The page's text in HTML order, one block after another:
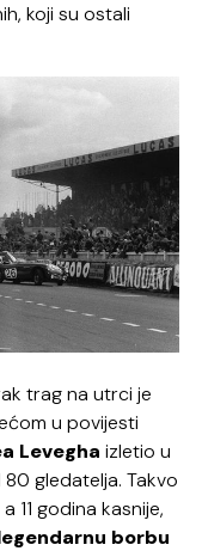
koji su ostali
trag na utrci je
u povijesti
Levegha izletio u
gledatelja. Takvo
11 godina kasnije,
borbu